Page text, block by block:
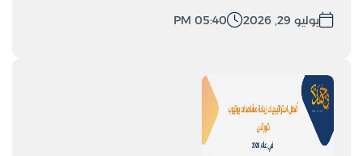
يوليو 29, 2026 05:40 PM